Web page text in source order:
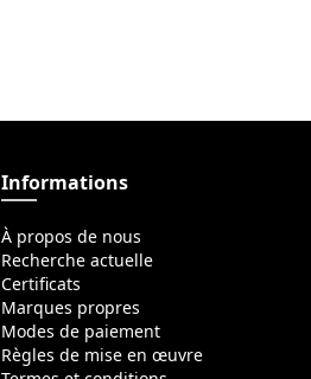
Informations
À propos de nous
Recherche actuelle
Certificats
Marques propres
Modes de paiement
Règles de mise en œuvre